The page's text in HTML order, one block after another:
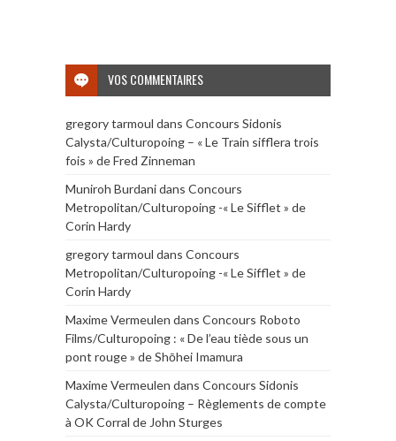
VOS COMMENTAIRES
gregory tarmoul dans Concours Sidonis
Calysta/Culturopoing – « Le Train sifflera trois
fois » de Fred Zinneman
Muniroh Burdanidans Concours
Metropolitan/Culturopoing -« Le Sifflet » de
Corin Hardy
gregory tarmoul dans Concours
Metropolitan/Culturopoing -« Le Sifflet » de
Corin Hardy
Maxime Vermeulen dans Concours Roboto
Films/Culturopoing : « De l’eau tiède sous un
pont rouge » de Shōhei Imamura
Maxime Vermeulen dans Concours Sidonis
Calysta/Culturopoing – Règlements de compte
à OK Corral de John Sturges